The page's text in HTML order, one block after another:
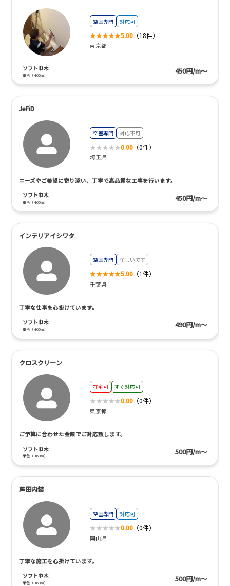
空室専門 対応可
5.00 （18件）
東京都
ソフト巾木
単色（H60㎜） 450円/m～
JeFiD
空室専門 対応不可
0.00 （0件）
埼玉県
ニーズやご希望に寄り添い、丁寧で高品質な工事を行います。
ソフト巾木
単色（H60㎜） 450円/m～
インテリアイシワタ
空室専門 忙しいです
5.00 （1件）
千葉県
丁寧な仕事を心掛けています。
ソフト巾木
単色（H60㎜） 490円/m～
クロスクリーン
在宅可 すぐ対応可
0.00 （0件）
東京都
ご予算に合わせた金額でご対応致します。
ソフト巾木
単色（H60㎜） 500円/m～
芦田内装
空室専門 対応可
0.00 （0件）
岡山県
丁寧な施工を心掛けています。
ソフト巾木
単色（H60㎜） 500円/m～